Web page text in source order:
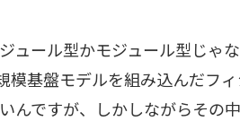
ュール型かモジュール型じゃ
模基盤モデルを組み込んだフ
んですが、しかしながらその